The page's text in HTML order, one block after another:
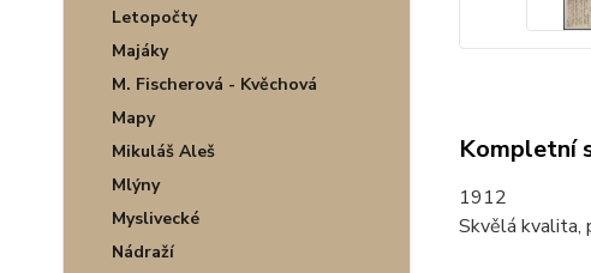
Letopočty
Majáky
M. Fischerová - Kvěchová
Mapy
Mikuláš Aleš
Mlýny
Myslivecké
Nádraží
Kompletní
1912
Skvělá kvalita,